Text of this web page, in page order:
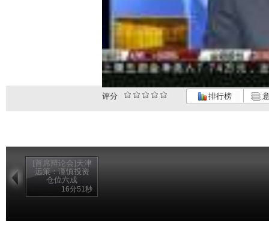
评分 排行榜
[首席辩论会]天津
远策：谨慎投资
仓位六成
16分51秒